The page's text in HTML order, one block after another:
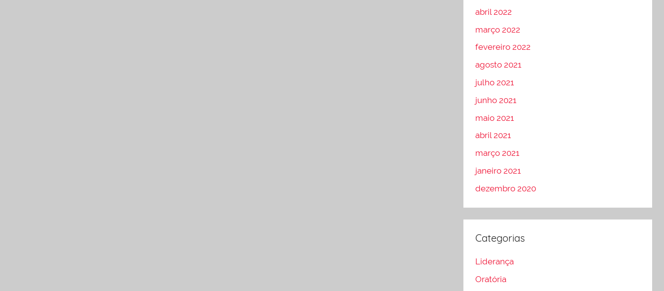
abril 2022
março 2022
fevereiro 2022
agosto 2021
julho 2021
junho 2021
maio 2021
abril 2021
março 2021
janeiro 2021
dezembro 2020
Categorias
Liderança
Oratória